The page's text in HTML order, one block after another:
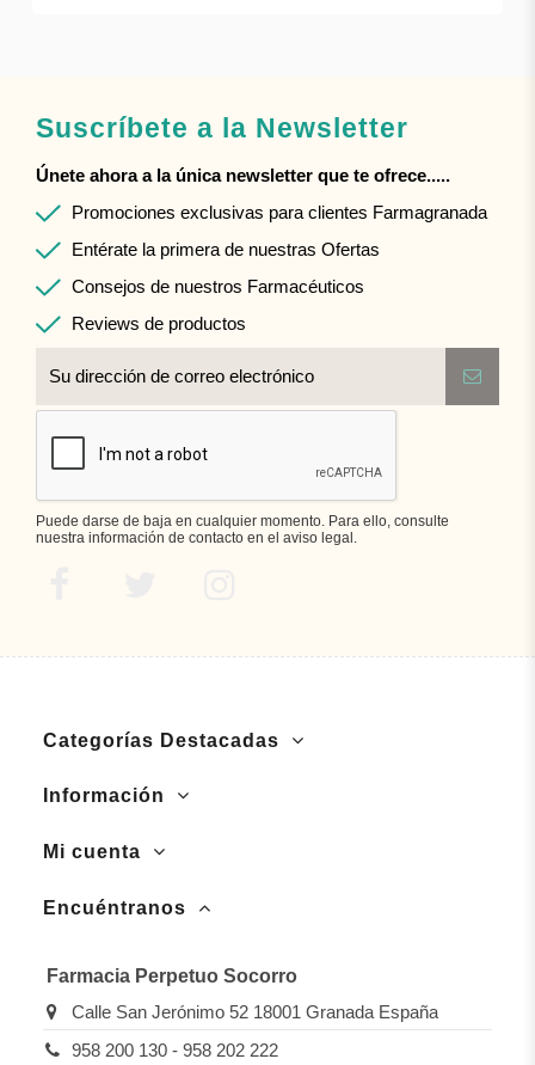
Suscríbete a la Newsletter
Únete ahora a la única newsletter que te ofrece.....
Promociones exclusivas para clientes Farmagranada
Entérate la primera de nuestras Ofertas
Consejos de nuestros Farmacéuticos
Reviews de productos
Puede darse de baja en cualquier momento. Para ello, consulte
nuestra información de contacto en el aviso legal.
Categorías Destacadas
Información
Mi cuenta
Encuéntranos
Farmacia Perpetuo Socorro
Calle San Jerónimo 52 18001 Granada España
958 200 130 - 958 202 222